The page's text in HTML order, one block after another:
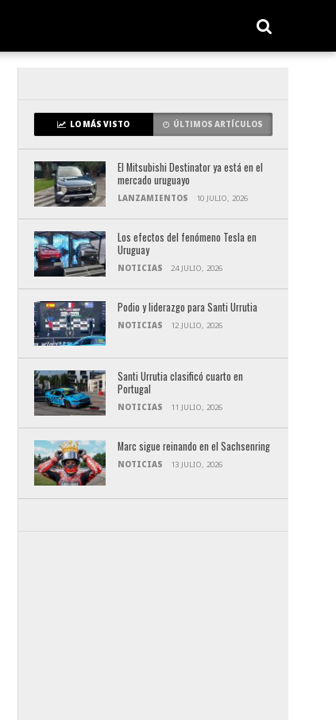
LO MÁS VISTO ÚLTIMOS ARTÍCULOS
El Mitsubishi Destinator ya está en el
mercado uruguayo
LANZAMIENTOS 10 JULIO, 2026
Los efectos del fenómeno Tesla en
Uruguay
NOTICIAS 24 JULIO, 2026
Podio y liderazgo para Santi Urrutia
NOTICIAS 12 JULIO, 2026
Santi Urrutia clasificó cuarto en
Portugal
NOTICIAS 11 JULIO, 2026
Marc sigue reinando en el Sachsenring
NOTICIAS 13 JULIO, 2026